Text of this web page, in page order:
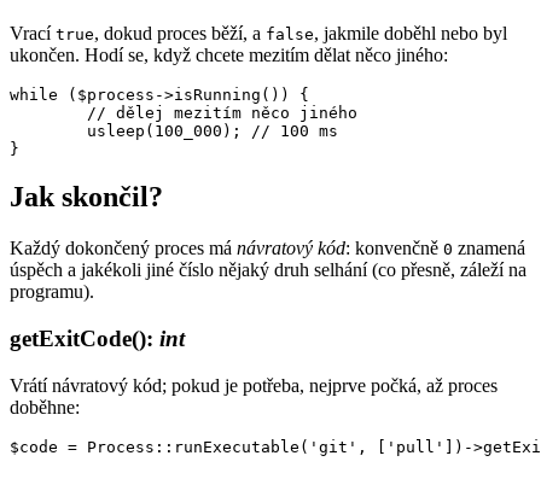
Vrací true, dokud proces běží, a false, jakmile doběhl nebo byl
ukončen. Hodí se, když chcete mezitím dělat něco jiného:
while ($process->isRunning()) {
Jak skončil?
Každý dokončený proces má návratový kód: konvenčně 0 znamená
úspěch a jakékoli jiné číslo nějaký druh selhání (co přesně, záleží na
programu).
getExitCode(): int
Vrátí návratový kód; pokud je potřeba, nejprve počká, až proces
doběhne: